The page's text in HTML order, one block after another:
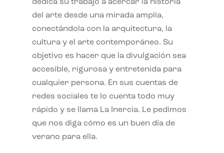
dedica su trabajo a acercar la historia
del arte desde una mirada amplia,
conectándola con la arquitectura, la
cultura y el arte contemporáneo. Su
objetivo es hacer que la divulgación sea
accesible, rigurosa y entretenida para
cualquier persona. En sus cuentas de
redes sociales te lo cuenta todo muy
rápido y se llama La Inercia. Le pedimos
que nos diga cómo es un buen día de
verano para ella.